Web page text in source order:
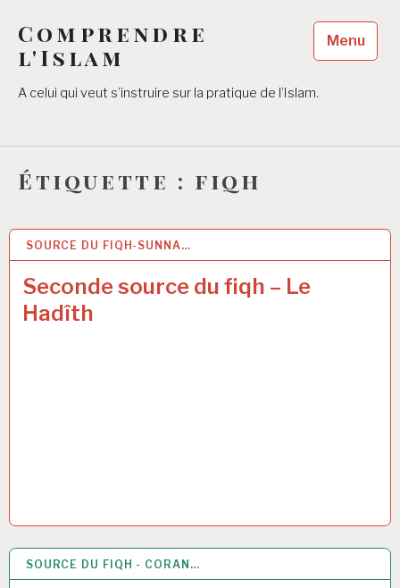
contenu
principal
Comprendre
l'Islam
A celui qui veut s’instruire sur la pratique de l’Islam.
Menu
Étiquette : fiqh
SOURCE DU FIQH-SUNNA…
Seconde source du fiqh – Le
Hadîth
5 JUIL 2017
SOURCE DU FIQH - CORAN…
5 JUIL 2017